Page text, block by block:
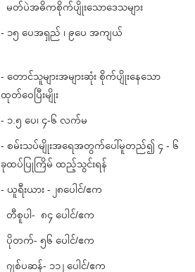
မတ်ပဲအဓိကစိုက်ပျိုးသောဒေသများ
- ၁၅ ပေအရှည် ၊ ၉ပေ အကျယ်
- တောင်သူများအများဆုံး စိုက်ပျိုးနေသော
ထုတ်ဝေပြီးမျိုး
- ၁.၅ ပေ၊ ၄-၆ လက်မ
- စမ်းသပ်မျိုးအရေအတွက်ပေါ်မူတည်၍ ၄ - ၆
ခုထပ်ပြုကြိမ် ထည့်သွင်းရန်
- ယူရီးယား - ၂၈ပေါင်/ဧက
တီစူပါ- ၈၄ ပေါင်/ဧက
ပိုတက်- ၅၆ ပေါင်/ဧက
ဂျစ်ပဆန်- ၁၁၂ ပေါင်/ဧက